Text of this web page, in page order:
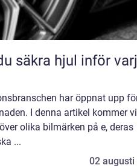
har öppnat upp
I denna artikel kommer vi
olika bilmärken på e, deras
...
02 augusti